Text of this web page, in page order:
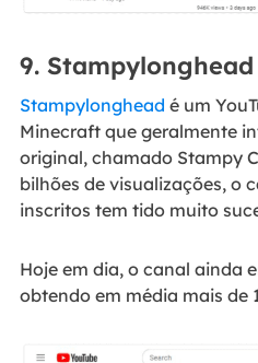
9. Stampylonghead
Stampylonghead é um
Minecraft que geralmente
original, chamado Stampy
bilhões de visualizações, o
inscritos tem tido muito
Hoje em dia, o canal ainda
obtendo em média mais de